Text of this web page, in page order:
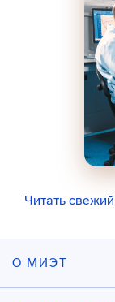
Читать
О МИЭТ